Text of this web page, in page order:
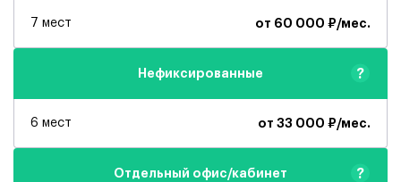
7 мест от 60 000 ₽/мес.
Нефиксированные ?
6 мест от 33 000 ₽/мес.
Отдельный офис/кабинет ?